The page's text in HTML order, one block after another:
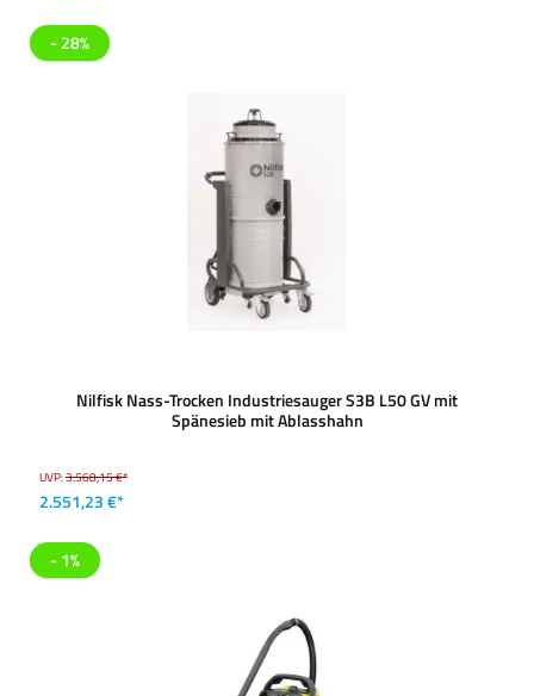
- 28%
Nilfisk Nass-Trocken Industriesauger S3B L50 GV mit
Spänesieb mit Ablasshahn
UVP:3.568,15 €*
2.551,23 €*
- 1%